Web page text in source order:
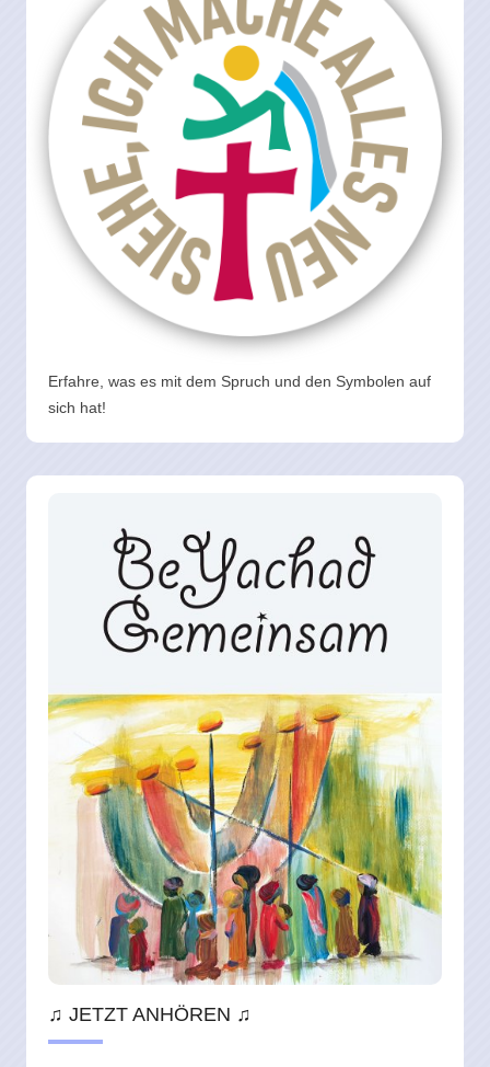
Erfahre, was es mit dem Spruch und den Symbolen auf
sich hat!
♫ JETZT ANHÖREN ♫